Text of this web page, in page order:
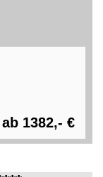
ab 1382,- €